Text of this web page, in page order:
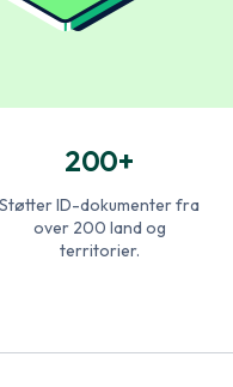
200+
Støtter ID-dokumenter fra
over 200 land og
territorier.